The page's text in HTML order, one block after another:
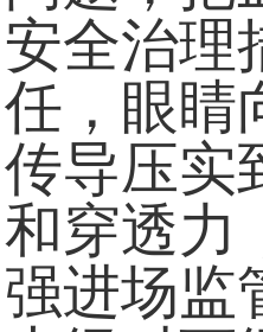
安全治理
任，眼睛
传导压实
和穿透力
强进场监